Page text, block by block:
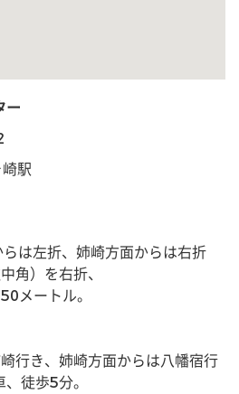
ー
駅
は左折、姉崎方面からは右折
角）を右折、
メートル。
行き、姉崎方面からは八幡宿行
徒歩5分。